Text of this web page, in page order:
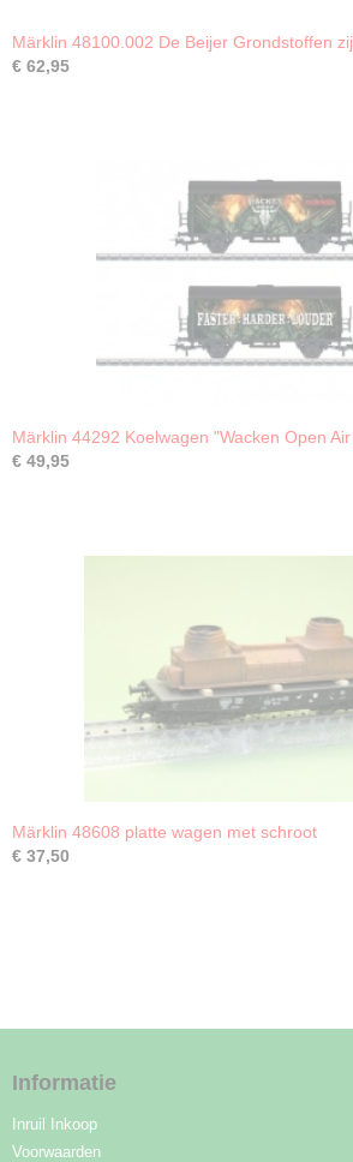
Märklin 48100.002 De Beijer Grondstoffen
€ 62,95
Märklin 44292 Koelwagen "Wacken Open
€ 49,95
Märklin 48608 platte wagen met schroot
€ 37,50
Informatie
Inruil Inkoop
Voorwaarden